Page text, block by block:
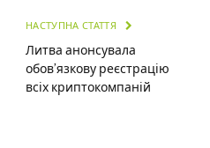
НАСТУПНА СТАТТЯ
Литва анонсувала
обов’язкову реєстрацію
всіх криптокомпаній